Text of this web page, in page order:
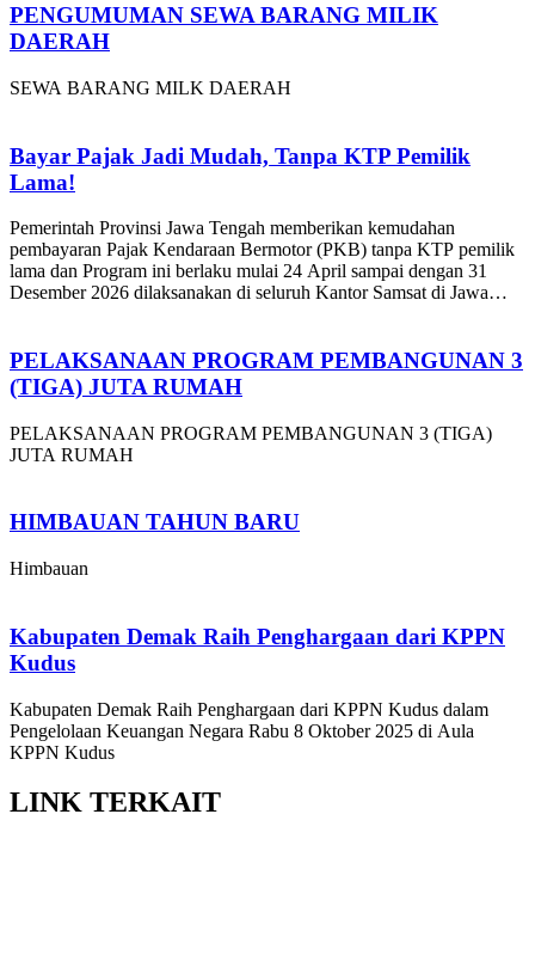
PENGUMUMAN SEWA BARANG MILIK
DAERAH
SEWA BARANG MILK DAERAH
Bayar Pajak Jadi Mudah, Tanpa KTP Pemilik
Lama!
Pemerintah Provinsi Jawa Tengah memberikan kemudahan
pembayaran Pajak Kendaraan Bermotor (PKB) tanpa KTP pemilik
lama dan Program ini berlaku mulai 24 April sampai dengan 31
Desember 2026 dilaksanakan di seluruh Kantor Samsat di Jawa
PELAKSANAAN PROGRAM PEMBANGUNAN 3
(TIGA) JUTA RUMAH
PELAKSANAAN PROGRAM PEMBANGUNAN 3 (TIGA)
JUTA RUMAH
HIMBAUAN TAHUN BARU
Himbauan
Kabupaten Demak Raih Penghargaan dari KPPN
Kudus
Kabupaten Demak Raih Penghargaan dari KPPN Kudus dalam
Pengelolaan Keuangan Negara Rabu 8 Oktober 2025 di Aula
KPPN Kudus
LINK TERKAIT